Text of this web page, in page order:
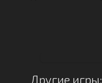
Другие игры: